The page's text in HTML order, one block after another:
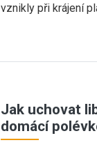
vznikly při krájení
Jak uchovat
domácí